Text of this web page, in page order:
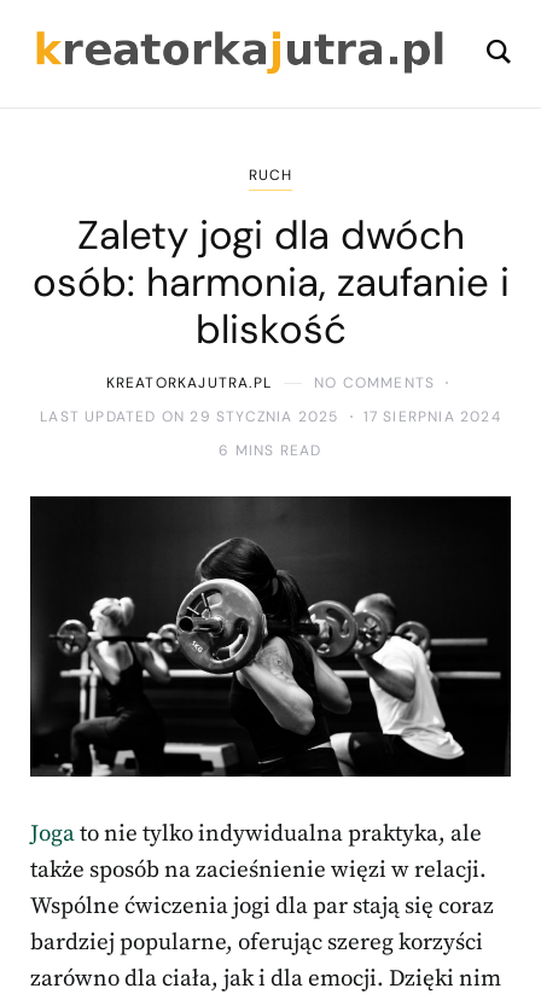
RUCH
Zalety jogi dla dwóch
osób: harmonia, zaufanie i
bliskość
KREATORKAJUTRA.PL
NO COMMENTS
LAST UPDATED ON 29 STYCZNIA 2025
17 SIERPNIA 2024
6 MINS READ
Jogato nie tylko indywidualna praktyka, ale
także sposób na zacieśnienie więzi w relacji.
Wspólne ćwiczenia jogi dla par stają się coraz
bardziej popularne, oferując szereg korzyści
zarówno dla ciała, jak i dla emocji. Dzięki nim